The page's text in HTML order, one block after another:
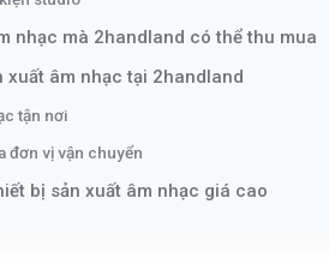
nhạc mà 2handland có thể thu mua
âm nhạc tại 2handland
tận nơi
đơn vị vận chuyển
bị sản xuất âm nhạc giá cao